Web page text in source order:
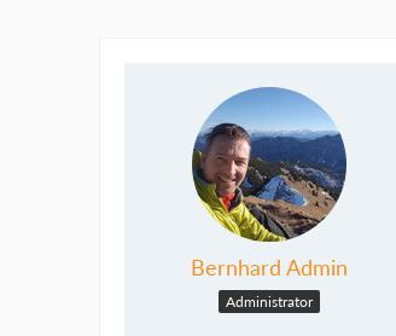
Bernhard Admin
Administrator